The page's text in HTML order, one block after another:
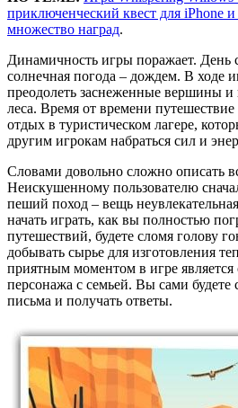
приключенческий квест для iPhone
множество наград.
Динамичность игры поражает. День
солнечная погода – дождем. В ходе
преодолеть заснеженные вершины и
леса. Время от времени путешествие
отдых в туристическом лагере,
другим игрокам набраться сил и
Словами довольно сложно описать
Неискушенному пользователю
пеший поход – вещь
начать играть, как вы полностью
путешествий, будете сломя голову
добывать сырье для изготовления
приятным моментом в игре является
персонажа с семьей. Вы сами будете
письма и получать ответы.